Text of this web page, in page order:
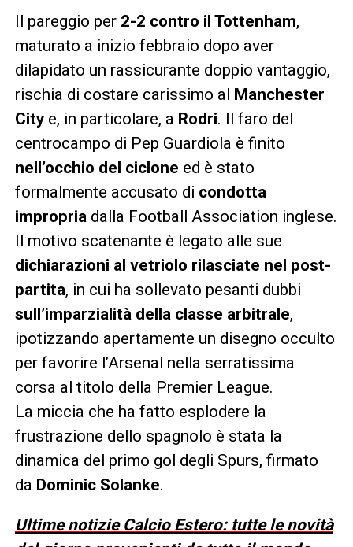
Il pareggio per 2-2 contro il Tottenham,
maturato a inizio febbraio dopo aver
dilapidato un rassicurante doppio vantaggio,
rischia di costare carissimo al Manchester
City e, in particolare, a Rodri. Il faro del
centrocampo di Pep Guardiola è finito
nell’occhio del ciclone ed è stato
formalmente accusato di condotta
impropria dalla Football Association inglese.
Il motivo scatenante è legato alle sue
dichiarazioni al vetriolo rilasciate nel post-
partita, in cui ha sollevato pesanti dubbi
sull’imparzialità della classe arbitrale,
ipotizzando apertamente un disegno occulto
per favorire l’Arsenal nella serratissima
corsa al titolo della Premier League.
La miccia che ha fatto esplodere la
frustrazione dello spagnolo è stata la
dinamica del primo gol degli Spurs, firmato
da Dominic Solanke.
Ultime notizie Calcio Estero: tutte le novità